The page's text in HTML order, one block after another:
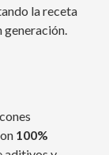
la receta
generación.
100%